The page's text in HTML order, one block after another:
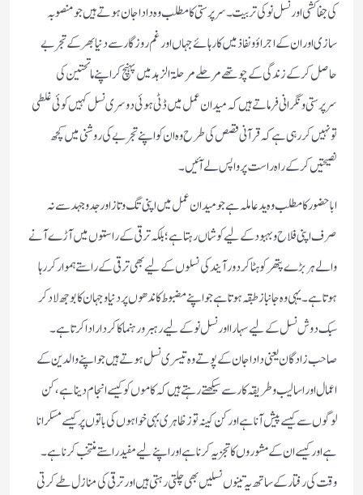
كی جفاكشی‏ او ر نسل نو كی تربیت‏۔ سرپرستی كا مطلب وہ دادا جان ہوتے ہیں جو منصوبہ
سازی اور ان كے اجراؤ و نفاذ میں كارہائے جہاں اورغم روزگار سے دنیا بھر كے تجربے
حاصل كر كے زندگی كے چوتھے مرحلے مرحلۃ الزہد میں پہنچ كر اپنے ماتحتین كی
سرپرستی و نگرانی فرماتے ہیں كہ میدان عمل میں ڈٹی ہوئی دوسری نسل كہیں كوئی غلطی
تو نہیں كررہی ہے كہ قرآنی قصص كی طرح وہ ان كو اپنے تجربے كی روشنی میں كچھ
نصیحتیں كر كے راہ راست پر واپس لے آئیں۔
ابا حضور كا مطلب وہ ید عاملہ ہے جو میدان عمل میں اپنی تگ وتاز اور جد وجہد سے نہ
صرف اپنی فلاح وبہبود كے لیے كوشاں رہتا ہے ؛ بلكہ ترقی كے راستوں میں آڑے آنے
والے ہر بڑے پتھر كو ہٹا كردور آیند كی نسلوں كے لیے بھی ترقی كے راستے ہموار كررہا
ہوتا ہے۔ یہی وہ جانباز طبقہ ہوتا ہے جو اپنے مضبوط كاندھوں پر دنیا وجہان كا بوجھ لاد كر
سبك دوش نسل كے لیے سہارا اور نسل نو كے لیے رہبر ورہنما كا كردار ادا كرتا ہے۔
صاحب زادگان یعنی دادا جان كے پوتے وہ تیسری نسل ہوتے ہیں جو اپنے والدین كے
اعمال اور اسالیب و طریقہ كار سے سیكھتے رہتے ہیں كہ كاموں كو كیسے انجام دینا ہے‏، كن
لوگوں سے كیسے پیش آنا ہے‏اور كن كینہ توز ظاہری بہی خواہوں كی باتوں پر كیسے مسكرانا
ہے اور كیسے ان كے مشوروں كا تجزیہ كرنا ہے اور اپنے لیے مفید راستے منتخب كرنا ہے۔
وقت كی رفتار كے ساتھ یہ تینوں نسلیں بھی چلتی رہتی ہیں اور ترقی كی منازل طے كرتی